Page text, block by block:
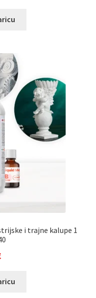
i trajne kalupe 1